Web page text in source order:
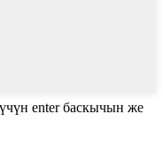
enter баскычын же